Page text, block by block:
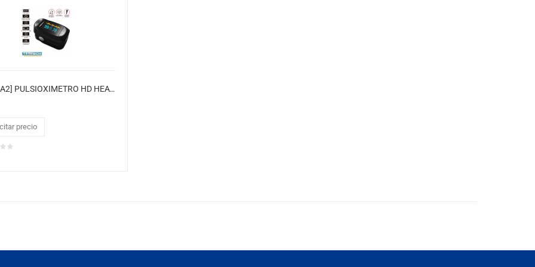
[C101A2] PULSIOXIMETRO HD HEAVY DUTY
precio